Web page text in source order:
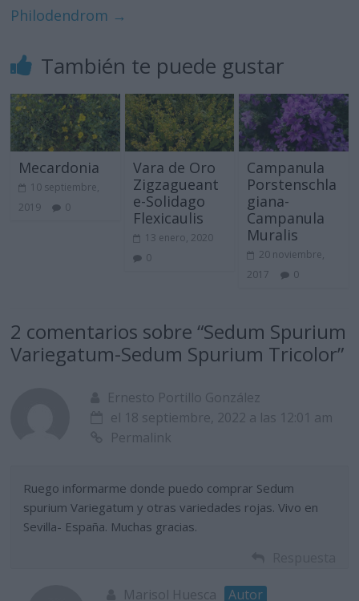
Philodendrom →
También te puede gustar
Mecardonia
10 septiembre,
2019
0
Vara de Oro
Zigzagueant
e-Solidago
Flexicaulis
13 enero, 2020
0
Campanula
Porstenschla
giana-
Campanula
Muralis
20 noviembre,
2017
0
2 comentarios sobre “Sedum Spurium
Variegatum-Sedum Spurium Tricolor”
Ernesto Portillo González
el 18 septiembre, 2022 a las 12:01 am
Permalink
Ruego informarme donde puedo comprar Sedum
spurium Variegatum y otras variedades rojas. Vivo en
Sevilla- España. Muchas gracias.
Marisol Huesca
Autor